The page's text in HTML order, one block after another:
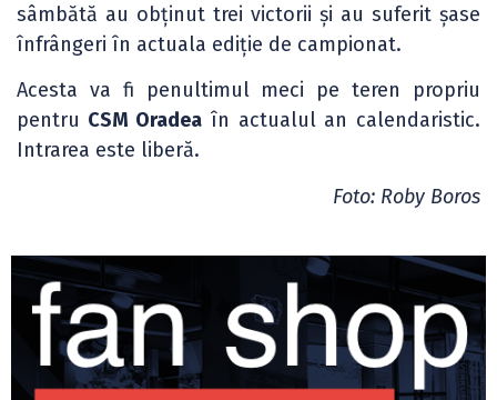
sâmbătă au obținut trei victorii și au suferit șase
înfrângeri în actuala ediție de campionat.
Acesta va fi penultimul meci pe teren propriu
pentru CSM Oradea în actualul an calendaristic.
Intrarea este liberă.
Foto: Roby Boros